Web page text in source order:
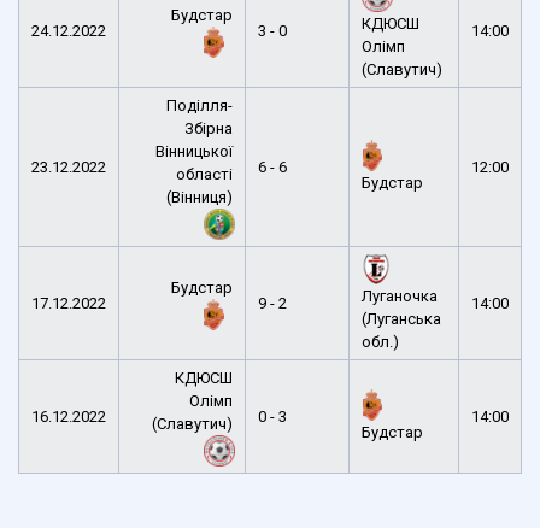
24.12.2022
Будстар
3 - 0
КДЮСШ
Олімп
(Славутич)
14:00
23.12.2022
Поділля-
Збірна
Вінницької
області
(Вінниця)
6 - 6
Будстар
12:00
17.12.2022
Будстар
9 - 2
Луганочка
(Луганська
обл.)
14:00
16.12.2022
КДЮСШ
Олімп
(Славутич)
0 - 3
Будстар
14:00